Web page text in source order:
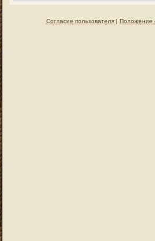
Согласие пользователя| Положение